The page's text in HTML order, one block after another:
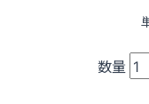
数量